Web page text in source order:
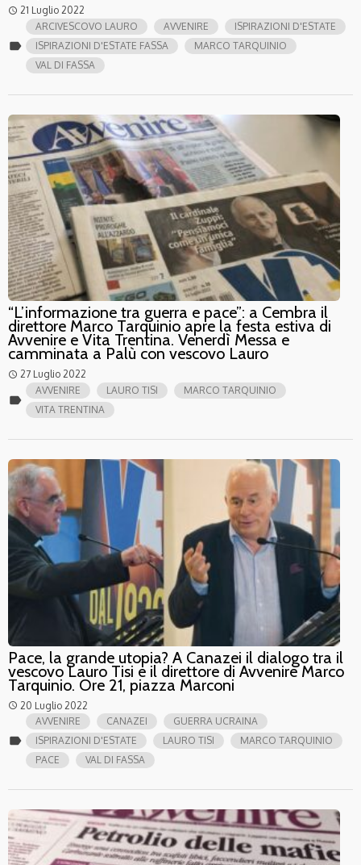
access_time 21 Luglio 2022
label
ARCIVESCOVO LAURO AVVENIRE
ISPIRAZIONI D'ESTATE
ISPIRAZIONI D'ESTATE FASSA
MARCO TARQUINIO
VAL DI FASSA
“L’informazione tra guerra e pace”: a Cembra il
direttore Marco Tarquinio apre la festa estiva di
Avvenire e Vita Trentina. Venerdì Messa e
camminata a Palù con vescovo Lauro
access_time 27 Luglio 2022
label
AVVENIRE LAURO TISI
MARCO TARQUINIO
VITA TRENTINA
Pace, la grande utopia? A Canazei il dialogo tra il
vescovo Lauro Tisi e il direttore di Avvenire Marco
Tarquinio. Ore 21, piazza Marconi
access_time 20 Luglio 2022
label
AVVENIRE CANAZEI
GUERRA UCRAINA
ISPIRAZIONI D'ESTATE
LAURO TISI
MARCO TARQUINIO
PACE
VAL DI FASSA